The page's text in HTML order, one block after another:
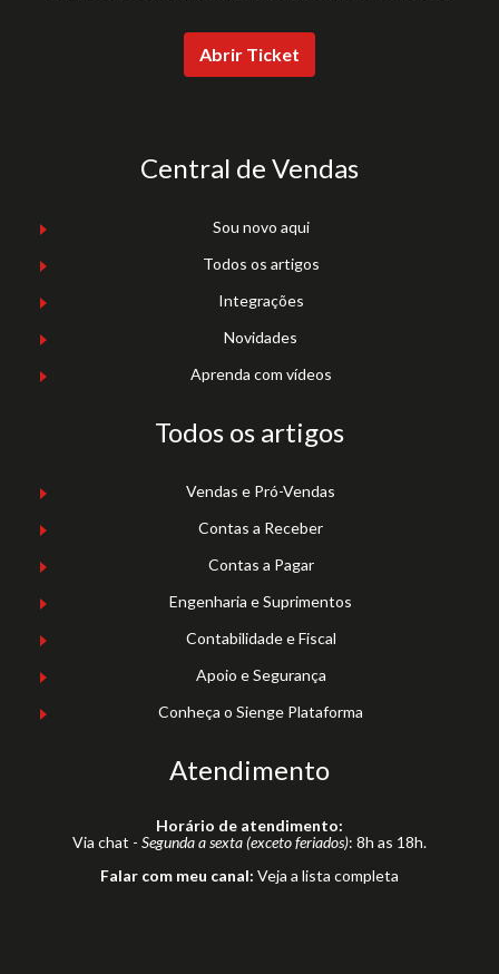
Abrir Ticket
Central de Vendas
Sou novo aqui
Todos os artigos
Integrações
Novidades
Aprenda com vídeos
Todos os artigos
Vendas e Pró-Vendas
Contas a Receber
Contas a Pagar
Engenharia e Suprimentos
Contabilidade e Fiscal
Apoio e Segurança
Conheça o Sienge Plataforma
Atendimento
Horário de atendimento:
Via chat - Segunda a sexta (exceto feriados): 8h as 18h.
Falar com meu canal: Veja a lista completa